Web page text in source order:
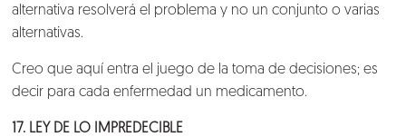
alternativa resolverá el problema y no un conjunto o varias
alternativas.
Creo que aquí entra el juego de la toma de decisiones; es
decir para cada enfermedad un medicamento.
17. LEY DE LO IMPREDECIBLE